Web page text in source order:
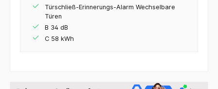
Türschließ-Erinnerungs-Alarm Wechselbare
Türen
B 34 dB
C 58 kWh